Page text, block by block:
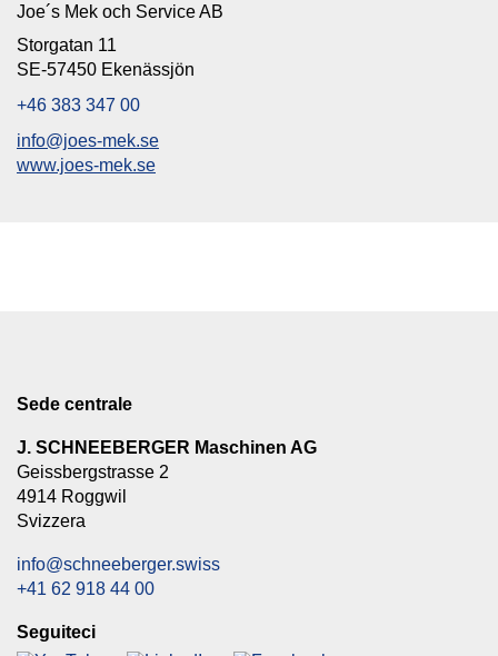
Joe´s Mek och Service AB
Storgatan 11
SE-57450 Ekenässjön
+46 383 347 00
info@joes-mek.se
www.joes-mek.se
Sede centrale
J. SCHNEEBERGER Maschinen AG
Geissbergstrasse 2
4914 Roggwil
Svizzera
info@schneeberger.swiss
+41 62 918 44 00
Seguiteci